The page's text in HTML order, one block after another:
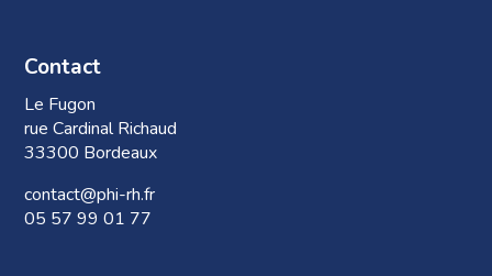
Contact
Le Fugon
rue Cardinal Richaud
33300 Bordeaux
contact@phi-rh.fr
05 57 99 01 77